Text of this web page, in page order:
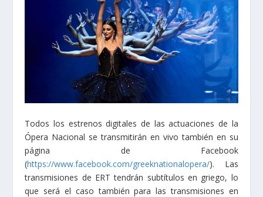
Todos los estrenos digitales de las actuaciones de la
Ópera Nacional se transmitirán en vivo también en su
página de Facebook
(https://www.facebook.com/greeknationalopera/). Las
transmisiones de ERT tendrán subtítulos en griego, lo
que será el caso también para las transmisiones en